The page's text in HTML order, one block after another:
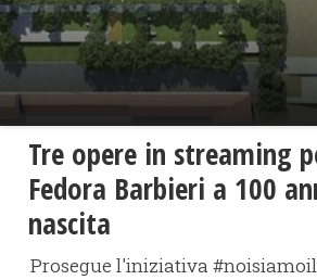
Tre opere in streaming
Fedora Barbieri a 100
nascita
Prosegue l'iniziativa